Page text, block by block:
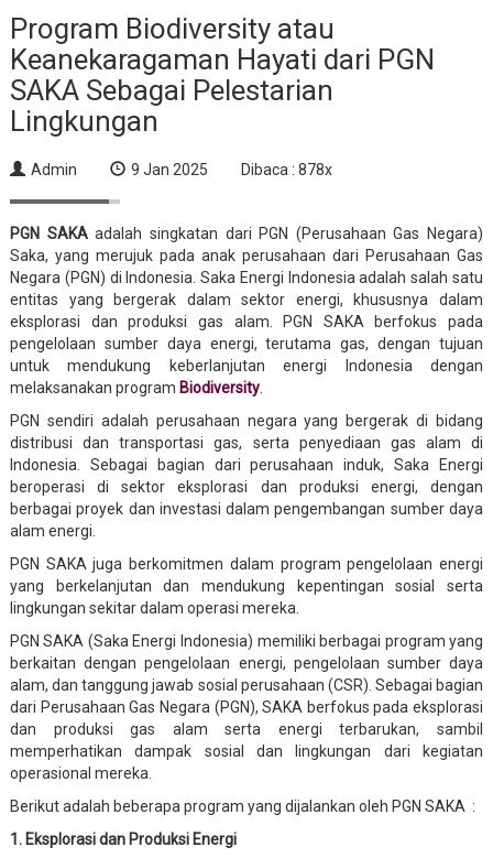
Program Biodiversity atau
Keanekaragaman Hayati dari PGN
SAKA Sebagai Pelestarian
Lingkungan
Admin 9 Jan 2025 Dibaca : 878x
PGN SAKAadalah singkatan dari PGN (Perusahaan Gas Negara)
Saka, yang merujuk pada anak perusahaan dari Perusahaan Gas
Negara (PGN) di Indonesia. Saka Energi Indonesia adalah salah satu
entitas yang bergerak dalam sektor energi, khususnya dalam
eksplorasi dan produksi gas alam. PGN SAKA berfokus pada
pengelolaan sumber daya energi, terutama gas, dengan tujuan
untuk mendukung keberlanjutan energi Indonesia dengan
melaksanakan program Biodiversity.
PGN sendiri adalah perusahaan negara yang bergerak di bidang
distribusi dan transportasi gas, serta penyediaan gas alam di
Indonesia. Sebagai bagian dari perusahaan induk, Saka Energi
beroperasi di sektor eksplorasi dan produksi energi, dengan
berbagai proyek dan investasi dalam pengembangan sumber daya
alam energi.
PGN SAKA juga berkomitmen dalam program pengelolaan energi
yang berkelanjutan dan mendukung kepentingan sosial serta
lingkungan sekitar dalam operasi mereka.
PGN SAKA (Saka Energi Indonesia) memiliki berbagai program yang
berkaitan dengan pengelolaan energi, pengelolaan sumber daya
alam, dan tanggung jawab sosial perusahaan (CSR). Sebagai bagian
dari Perusahaan Gas Negara (PGN), SAKA berfokus pada eksplorasi
dan produksi gas alam serta energi terbarukan, sambil
memperhatikan dampak sosial dan lingkungan dari kegiatan
operasional mereka.
Berikut adalah beberapa program yang dijalankan oleh PGN SAKA :
1. Eksplorasi dan Produksi Energi